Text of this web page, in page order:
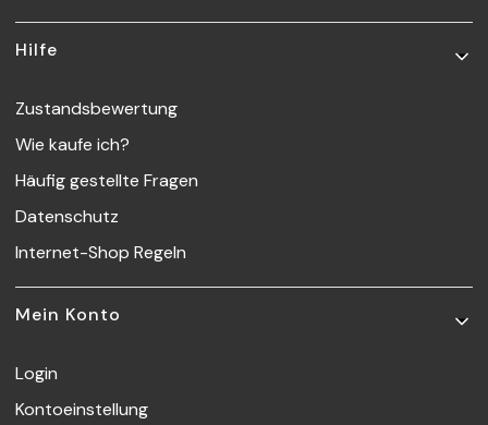
Hilfe
Zustandsbewertung
Wie kaufe ich?
Häufig gestellte Fragen
Datenschutz
Internet-Shop Regeln
Mein Konto
Login
Kontoeinstellung